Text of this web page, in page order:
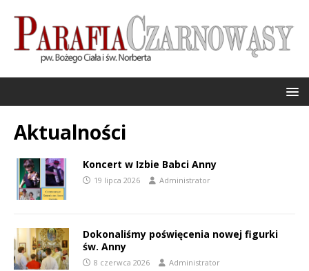
Aktualności
Koncert w Izbie Babci Anny
19 lipca 2026 Administrator
Dokonaliśmy poświęcenia nowej figurki
św. Anny
8 czerwca 2026 Administrator